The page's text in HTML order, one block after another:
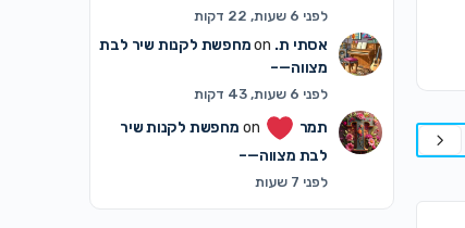
לפני 6 שעות, 22 דקות
אסתי ת.
מחפשת לקנות שיר לבת
מצווה—–
לפני 6 שעות, 43 דקות
תמר
מחפשת לקנות שיר
לבת מצווה—–
לפני 7 שעות